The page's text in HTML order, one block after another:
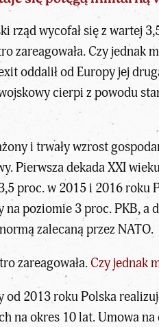
rząd wycofał się z wartej
zareagowała. Czy jednak
oddalił od Europy jej
cierpi z powodu
i trwały wzrost
Pierwsza dekada XXI
proc. w 2015 i 2016 roku
na poziomie 3 proc. PKB, a
zalecaną przez NATO.
zareagowała. Czy jednak
od 2013 roku Polska
na okres 10 lat. Umowa